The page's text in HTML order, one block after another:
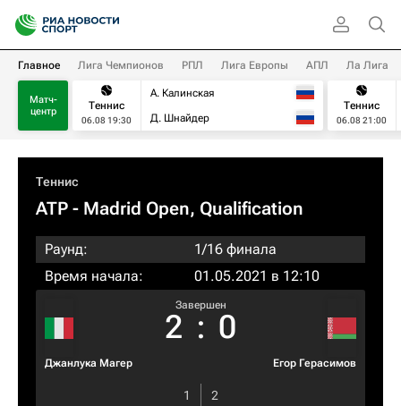
Главное Лига Чемпионов РПЛ Лига Европы АПЛ Ла Лига
Матч-
центр
Теннис
06.08 19:30
А. Калинская
Д. Шнайдер
Теннис
06.08 21:00
Теннис
ATP - Madrid Open, Qualification
Раунд:
1/16 финала
Время начала:
01.05.2021 в 12:10
Джанлука Магер
Завершен
2 : 0
Егор Герасимов
1
2